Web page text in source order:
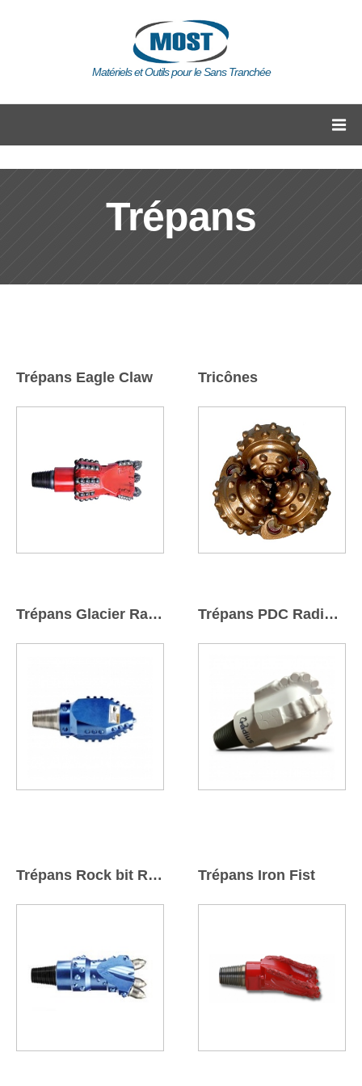
Matériels et Outils pour le Sans Tranchée
Trépans
Trépans Eagle Claw Tricônes
Trépans Glacier Radius® Trépans PDC Radius®
Trépans Rock bit Radius® Trépans Iron Fist